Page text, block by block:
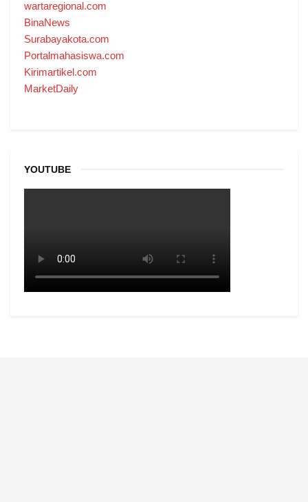
wartaregional.com
BinaNews
Surabayakota.com
Portalmahasiswa.com
Kirimartikel.com
MarketDaily
YOUTUBE